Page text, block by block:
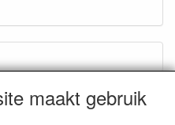
maakt gebruik